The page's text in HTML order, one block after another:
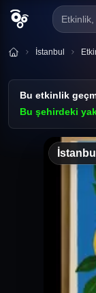
Etkinlik,
İstanbul
Bu etkinlik
Bu şehirdeki
İstanbul